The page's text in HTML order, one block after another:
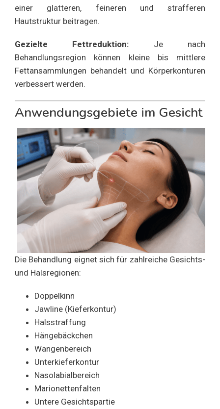
einer glatteren, feineren und strafferen
Hautstruktur beitragen.
Gezielte Fettreduktion: Je nach
Behandlungsregion können kleine bis mittlere
Fettansammlungen behandelt und Körperkonturen
verbessert werden.
Anwendungsgebiete im Gesicht
Die Behandlung eignet sich für zahlreiche Gesichts-
und Halsregionen:
Doppelkinn
Jawline (Kieferkontur)
Halsstraffung
Hängebäckchen
Wangenbereich
Unterkieferkontur
Nasolabialbereich
Marionettenfalten
Untere Gesichtspartie